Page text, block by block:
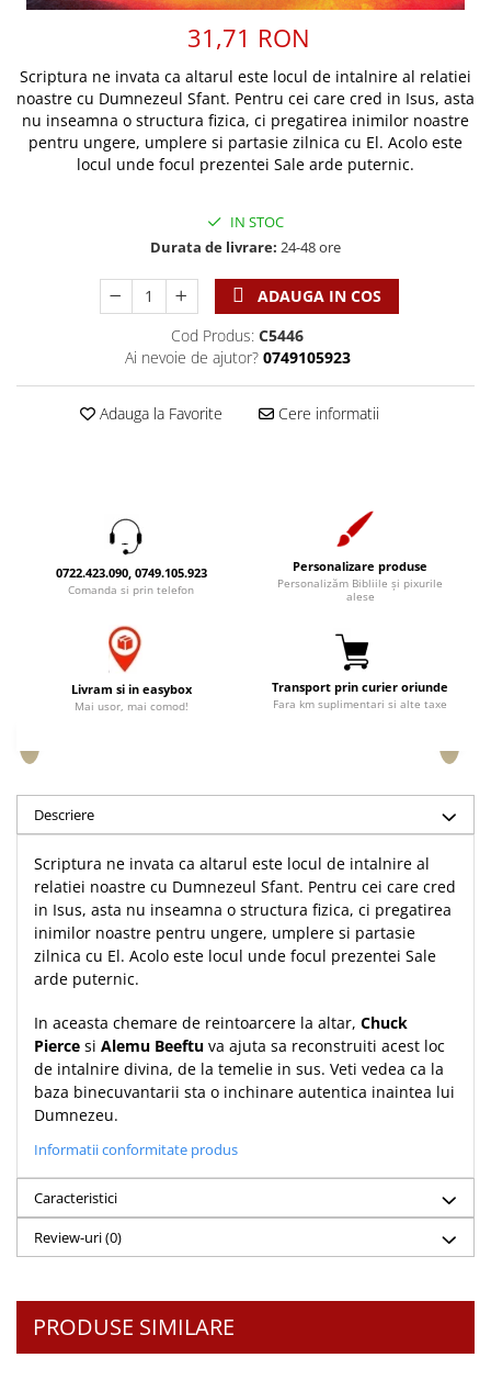
Familie
Barbati
Cresterea copiilor
Viata de familie
Instrumente pastorale
Instrumente teologice
Atlase
Literatura
Eseuri
Romane
Meditatii
Pedagogie
Poezii
Reviste
Sanatate
A doua venire
Apologetica
Dogmatica
Misiune
Viata crestina
Contemporaneitate
Devotional
Lupta Spirituala
Schimbarea caracterului
Pix plastic
Jurnale
Jurnal de Rugaciune
Limba Engleza
Limba Română
Pentru birou
Pentru copii
Pix+Semn de carte
Tablouri din lemn
Pungi cadou cu versete
Semne de carte
Statuete
Sticle apa
Suport pentru pahar
Tablouri
Tablouri canvas
Termos
Tablouri
Alte suveniruri
Carti postale
Jurnal
Suport pahar
Carti postale
31,71 RON
Scriptura ne invata ca altarul este locul de intalnire al relatiei
noastre cu Dumnezeul Sfant. Pentru cei care cred in Isus, asta
nu inseamna o structura fizica, ci pregatirea inimilor noastre
pentru ungere, umplere si partasie zilnica cu El. Acolo este
locul unde focul prezentei Sale arde puternic.
IN STOC
Durata de livrare: 24-48 ore
ADAUGA IN COS
Cod Produs: C5446
Ai nevoie de ajutor? 0749105923
Adauga la Favorite Cere informatii
0722.423.090, 0749.105.923
Comanda si prin telefon
Personalizare produse
Personalizăm Bibliile și pixurile
alese
Livram si in easybox
Mai usor, mai comod!
Transport prin curier oriunde
Fara km suplimentari si alte taxe
Descriere
Scriptura ne invata ca altarul este locul de intalnire al
relatiei noastre cu Dumnezeul Sfant. Pentru cei care cred
in Isus, asta nu inseamna o structura fizica, ci pregatirea
inimilor noastre pentru ungere, umplere si partasie
zilnica cu El. Acolo este locul unde focul prezentei Sale
arde puternic.
In aceasta chemare de reintoarcere la altar, Chuck
Pierce si Alemu Beeftu va ajuta sa reconstruiti acest loc
de intalnire divina, de la temelie in sus. Veti vedea ca la
baza binecuvantarii sta o inchinare autentica inaintea lui
Dumnezeu.
Informatii conformitate produs
Caracteristici
Review-uri(0)
PRODUSE SIMILARE